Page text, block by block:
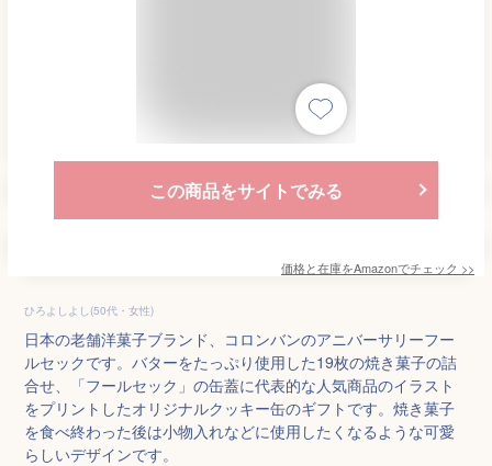
この商品をサイトでみる
価格と在庫をAmazonでチェック >>
ひろよしよし(50代・女性)
日本の老舗洋菓子ブランド、コロンバンのアニバーサリーフー
ルセックです。バターをたっぷり使用した19枚の焼き菓子の詰
合せ、「フールセック」の缶蓋に代表的な人気商品のイラスト
をプリントしたオリジナルクッキー缶のギフトです。焼き菓子
を食べ終わった後は小物入れなどに使用したくなるような可愛
らしいデザインです。